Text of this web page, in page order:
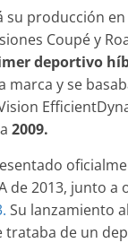
su producción
Coupé y
deportivo
marca y se
2009.
de 2013, junto a
Su lanzamiento
trataba de un